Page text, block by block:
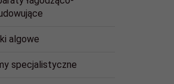
algowe
specjalistyczne